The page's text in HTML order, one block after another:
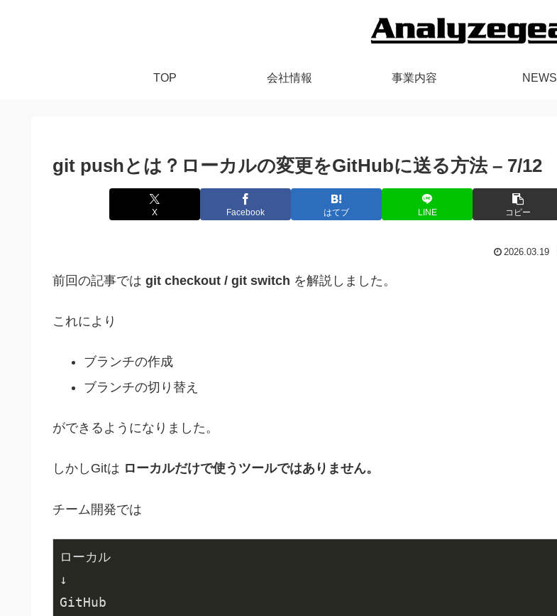
TOP 会社情報 事業内容 NEWS
git pushとは？ローカルの変更をGitHubに送る方法 – 7/12
X Facebook はてブ LINE コピー
2026.03.19
前回の記事では git checkout / git switch を解説しました。
これにより
ブランチの作成
ブランチの切り替え
ができるようになりました。
しかしGitは ローカルだけで使うツールではありません。
チーム開発では
ローカル
↓
GitHub